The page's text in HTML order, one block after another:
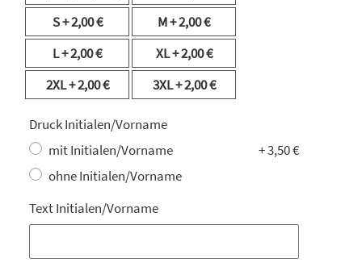
S+ 2,00 € M+ 2,00 €
L+ 2,00 € XL+ 2,00 €
2XL+ 2,00 € 3XL+ 2,00 €
Druck Initialen/Vorname
mit Initialen/Vorname
+ 3,50 €
ohne Initialen/Vorname
Text Initialen/Vorname